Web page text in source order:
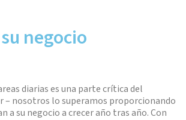
negocio
diarias es una parte crítica del
– nosotros lo superamos proporcionando
a su negocio a crecer año tras año. Con